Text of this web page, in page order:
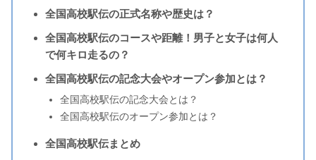
全国高校駅伝の正式名称や歴史は？
全国高校駅伝のコースや距離！男子と女子は何人
で何キロ走るの？
全国高校駅伝の記念大会やオープン参加とは？
全国高校駅伝の記念大会とは？
全国高校駅伝のオープン参加とは？
全国高校駅伝まとめ